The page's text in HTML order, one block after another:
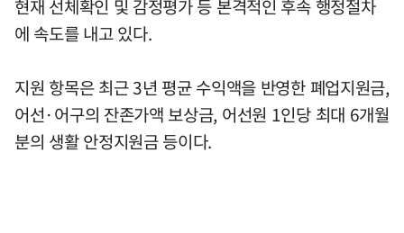
현재 선체확인 및 감정평가 등 본격적인 후속 행정절차
에 속도를 내고 있다.
지원 항목은 최근 3년 평균 수익액을 반영한 폐업지원금,
어선·어구의 잔존가액 보상금, 어선원 1인당 최대 6개월
분의 생활 안정지원금 등이다.